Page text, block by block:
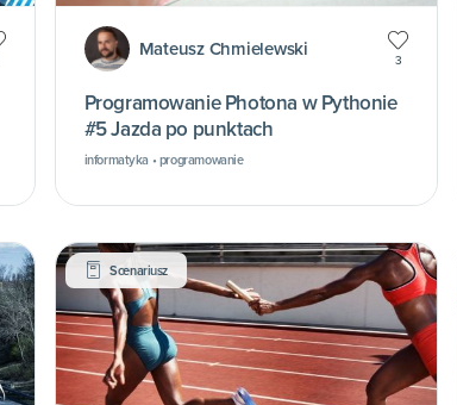
Mateusz Chmielewski
3
Programowanie Photona w Pythonie
#5 Jazda po punktach
informatyka • programowanie
Scenariusz